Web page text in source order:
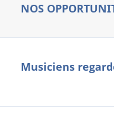
NOS
Musiciens